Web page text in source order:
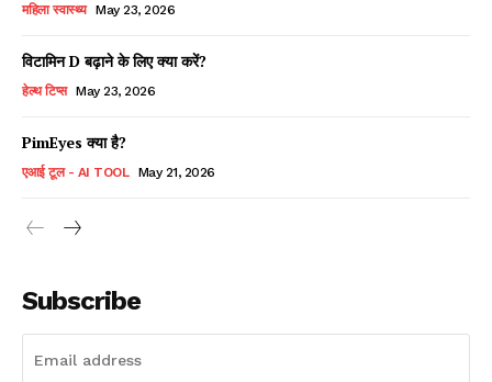
महिला स्वास्थ्य May 23, 2026
विटामिन D बढ़ाने के लिए क्या करें?
हेल्थ टिप्स May 23, 2026
PimEyes क्या है?
एआई टूल - AI TOOL May 21, 2026
Subscribe